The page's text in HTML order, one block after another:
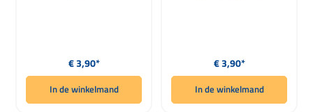
Normale prijs:
€ 3,90*
In de winkelmand
Normale prijs:
€ 3,90*
In de winkelmand